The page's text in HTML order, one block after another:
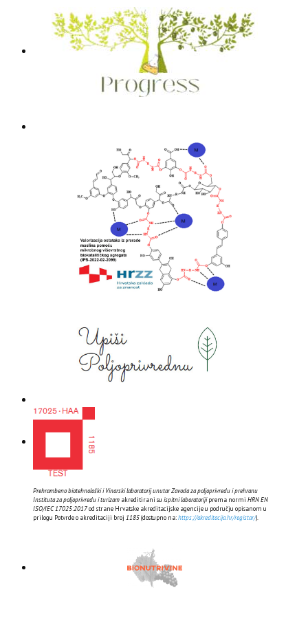
Prehrambeno biotehnološki i Vinarski laboratorij unutar Zavoda za poljoprivredu i prehranu
Instituta za poljoprivredu i turizam akreditirani su ispitni laboratorijiprema normi HRN EN
ISO/IEC 17025:2017od strane Hrvatske akreditacijske agencije u području opisanom u
prilogu Potvrde o akreditaciji broj 1185(dostupno na:https://akreditacija.hr/registar/).